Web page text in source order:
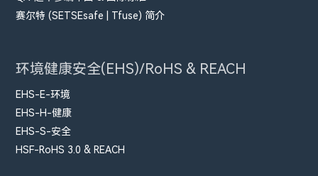
赛尔特 (SETSEsafe | Tfuse) 简介
环境健康安全(EHS)/RoHS & REACH
EHS-E-环境
EHS-H-健康
EHS-S-安全
HSF-RoHS 3.0 & REACH